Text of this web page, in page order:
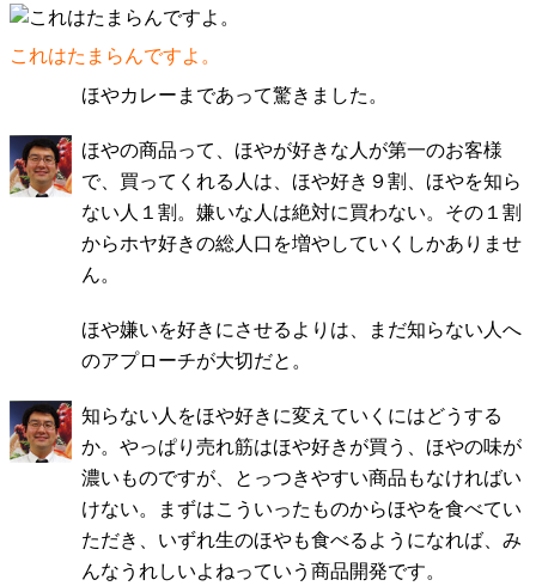
これはたまらんですよ。
ほやカレーまであって驚きました。
ほやの商品って、ほやが好きな人が第一のお客様
で、買ってくれる人は、ほや好き９割、ほやを知ら
ない人１割。嫌いな人は絶対に買わない。その１割
からホヤ好きの総人口を増やしていくしかありませ
ん。
ほや嫌いを好きにさせるよりは、まだ知らない人へ
のアプローチが大切だと。
知らない人をほや好きに変えていくにはどうする
か。やっぱり売れ筋はほや好きが買う、ほやの味が
濃いものですが、とっつきやすい商品もなければい
けない。まずはこういったものからほやを食べてい
ただき、いずれ生のほやも食べるようになれば、み
んなうれしいよねっていう商品開発です。